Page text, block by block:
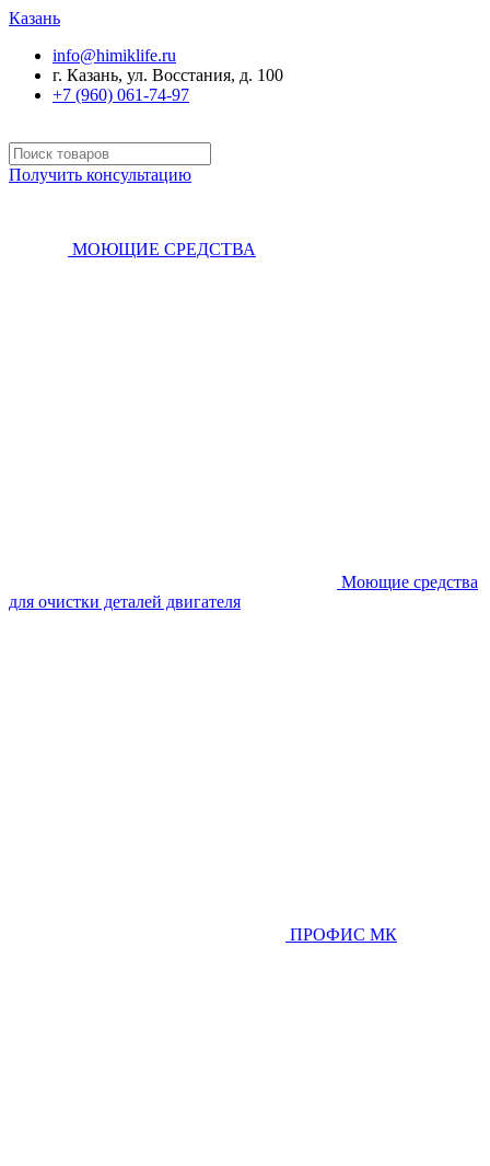
Казань
info@himiklife.ru
г. Казань, ул. Восстания, д. 100
+7 (960) 061-74-97
Получить консультацию
МОЮЩИЕ СРЕДСТВА
Моющие средства
для очистки деталей двигателя
ПРОФИС МК